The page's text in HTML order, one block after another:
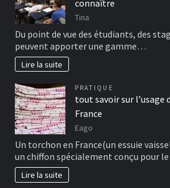
connaître
Tina
Du point de vue des étudiants, des
peuvent apporter une gamme…
Lire la suite
PRATIQUE
tout savoir sur l’usage
France
Eago
Un torchon en France(un essuie
un chiffon spécialement conçu pour
Lire la suite